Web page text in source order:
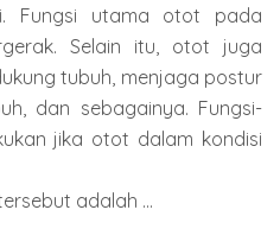
Fungsi utama otot pada
Selain itu, otot juga
tubuh, menjaga postur
dan sebagainya. Fungsi-
jika otot dalam kondisi
adalah ...